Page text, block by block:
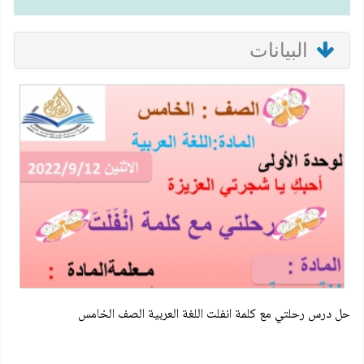
البيانات
حل درس رحلتي مع كلمة انفلت اللغة العربية الصف الخامس